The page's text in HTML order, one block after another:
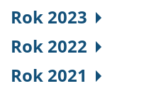
Rok 2023
Rok 2022
Rok 2021